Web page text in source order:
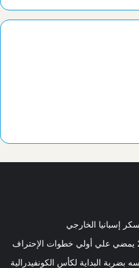
إسبانيا الخارجي
بضربة البداية لكأس الكونفيدرالية